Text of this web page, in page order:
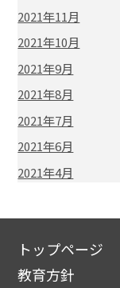
2021年11月
2021年10月
2021年9月
2021年8月
2021年7月
2021年6月
2021年4月
トップページ
教育方針